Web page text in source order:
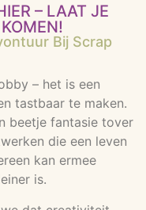
– LAAT JE
Bij Scrap
– het is een
tastbaar te maken.
beetje fantasie tover
die een leven
kan ermee
is.